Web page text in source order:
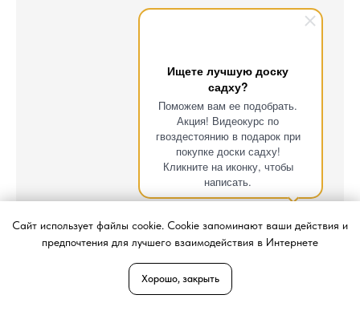
Ищете лучшую доску
садху?
Поможем вам ее подобрать.
Акция! Видеокурс по
гвоздестоянию в подарок при
покупке доски садху!
Кликните на иконку, чтобы
написать.
Сайт использует файлы cookie. Cookie запоминают ваши действия и
предпочтения для лучшего взаимодействия в Интернете
Хорошо, закрыть